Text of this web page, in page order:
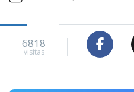
6818
visitas